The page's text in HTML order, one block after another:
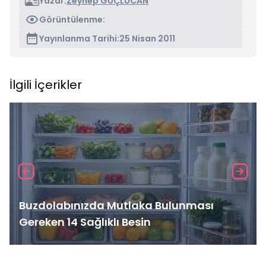
Görüntülenme:
Yayınlanma Tarihi:25 Nisan 2011
İlgili İçerikler
Buzdolabınızda Mutlaka Bulunması
Gereken 14 Sağlıklı Besin